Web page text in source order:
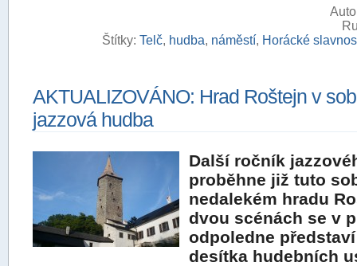
Štítky: Telč, hudba, náměstí, Horácké
AKTUALIZOVÁNO: Hrad Roštejn v
jazzová hudba
Další ročník
proběhne již tuto
nedalekém hradu
dvou scénách se v
odpoledne
desítka hudebních